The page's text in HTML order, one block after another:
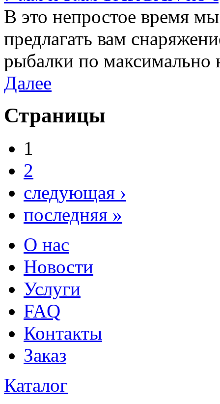
В это непростое время
предлагать вам
рыбалки по максимально
Далее
Страницы
1
2
следующая ›
последняя »
О нас
Новости
Услуги
FAQ
Контакты
Заказ
Каталог